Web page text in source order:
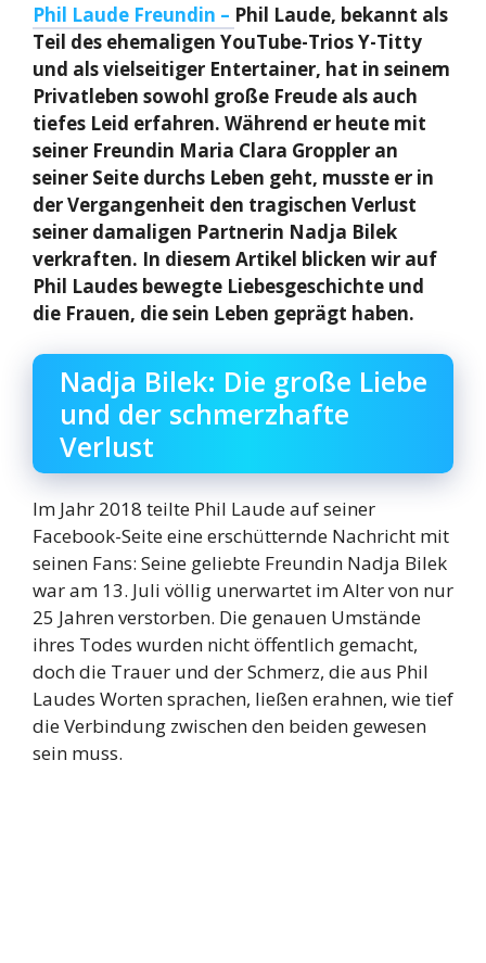
Phil Laude Freundin – Phil Laude, bekannt als
Teil des ehemaligen YouTube-Trios Y-Titty
und als vielseitiger Entertainer, hat in seinem
Privatleben sowohl große Freude als auch
tiefes Leid erfahren. Während er heute mit
seiner Freundin Maria Clara Groppler an
seiner Seite durchs Leben geht, musste er in
der Vergangenheit den tragischen Verlust
seiner damaligen Partnerin Nadja Bilek
verkraften. In diesem Artikel blicken wir auf
Phil Laudes bewegte Liebesgeschichte und
die Frauen, die sein Leben geprägt haben.
Nadja Bilek: Die große Liebe
und der schmerzhafte
Verlust
Im Jahr 2018 teilte Phil Laude auf seiner
Facebook-Seite eine erschütternde Nachricht mit
seinen Fans: Seine geliebte Freundin Nadja Bilek
war am 13. Juli völlig unerwartet im Alter von nur
25 Jahren verstorben. Die genauen Umstände
ihres Todes wurden nicht öffentlich gemacht,
doch die Trauer und der Schmerz, die aus Phil
Laudes Worten sprachen, ließen erahnen, wie tief
die Verbindung zwischen den beiden gewesen
sein muss.